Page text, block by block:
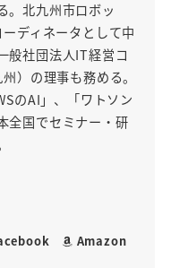
。北九州市ロボッ
ディネータとして中
般社団法人IT経営コ
）の理事も務める。
のAI」、「ワトソン
全国でセミナー・研
Amazon